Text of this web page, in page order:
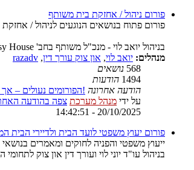
פורום ניהול / אחזקת בית משותף
פורום פתוח בנושאים הנוגעים לניהול /
בניהול יואב לוי - מנכ"ל משותף בחב' Easy House ניהול בתים.
מנהלים: יואב לוי, און צוק עורך דין,
razadv
568 נושאים
1494 הודעות
הודעה אחרונה !הפורומים נעולים –
על ידי מנהל מערכת צפה בהודעה
20/10/2025 - 14:42:51
פורום יעוץ משפטי לועד הבית ולדיירי הבית
ייעוץ משפטי והפניה לחוקים ומאמרים
בניהול עו"ד יוני לוי ועורך דין און צוק לתחומי הנדל"ן,